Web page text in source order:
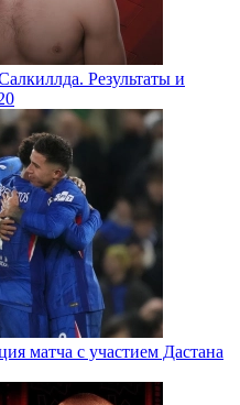
Результаты и
матча с участием Дастана